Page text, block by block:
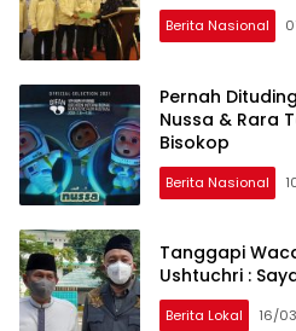
Berita Nasional
Pernah
Nussa & Rara
Bisokop
Berita Nasional
Tanggapi
Ushtuchri :
Berita Lokal 16/